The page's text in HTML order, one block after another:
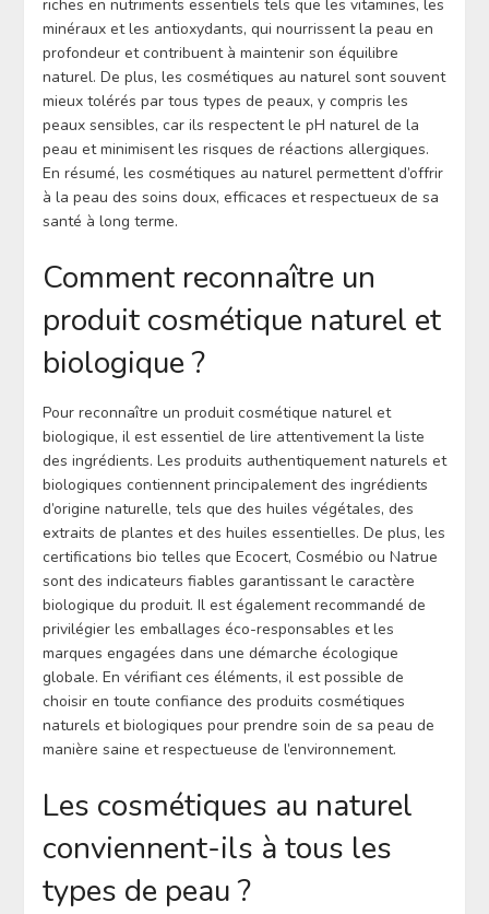
riches en nutriments essentiels tels que les vitamines, les
minéraux et les antioxydants, qui nourrissent la peau en
profondeur et contribuent à maintenir son équilibre
naturel. De plus, les cosmétiques au naturel sont souvent
mieux tolérés par tous types de peaux, y compris les
peaux sensibles, car ils respectent le pH naturel de la
peau et minimisent les risques de réactions allergiques.
En résumé, les cosmétiques au naturel permettent d’offrir
à la peau des soins doux, efficaces et respectueux de sa
santé à long terme.
Comment reconnaître un
produit cosmétique naturel et
biologique ?
Pour reconnaître un produit cosmétique naturel et
biologique, il est essentiel de lire attentivement la liste
des ingrédients. Les produits authentiquement naturels et
biologiques contiennent principalement des ingrédients
d’origine naturelle, tels que des huiles végétales, des
extraits de plantes et des huiles essentielles. De plus, les
certifications bio telles que Ecocert, Cosmébio ou Natrue
sont des indicateurs fiables garantissant le caractère
biologique du produit. Il est également recommandé de
privilégier les emballages éco-responsables et les
marques engagées dans une démarche écologique
globale. En vérifiant ces éléments, il est possible de
choisir en toute confiance des produits cosmétiques
naturels et biologiques pour prendre soin de sa peau de
manière saine et respectueuse de l’environnement.
Les cosmétiques au naturel
conviennent-ils à tous les
types de peau ?